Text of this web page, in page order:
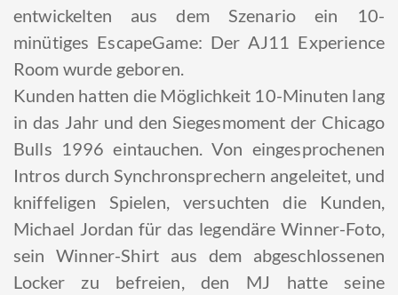
entwickelten aus dem Szenario ein 10-
minütiges EscapeGame: Der AJ11 Experience
Room wurde geboren.
Kunden hatten die Möglichkeit 10-Minuten lang
in das Jahr und den Siegesmoment der Chicago
Bulls 1996 eintauchen. Von eingesprochenen
Intros durch Synchronsprechern angeleitet, und
kniffeligen Spielen, versuchten die Kunden,
Michael Jordan für das legendäre Winner-Foto,
sein Winner-Shirt aus dem abgeschlossenen
Locker zu befreien, den MJ hatte seine